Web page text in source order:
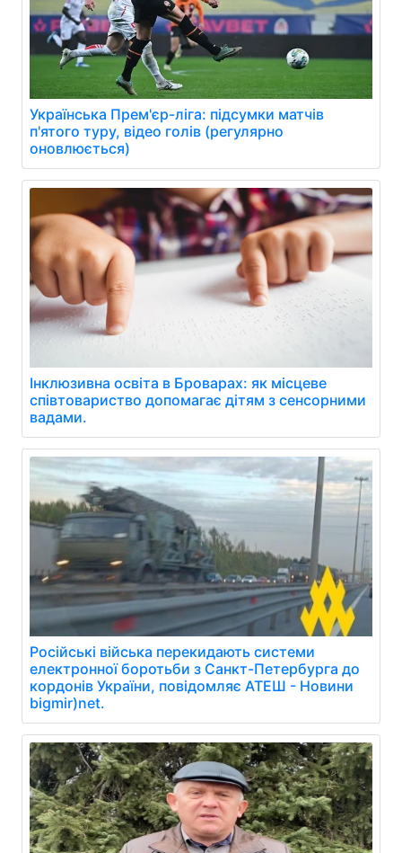
Українська Прем'єр-ліга: підсумки матчів
п'ятого туру, відео голів (регулярно
оновлюється)
Інклюзивна освіта в Броварах: як місцеве
співтовариство допомагає дітям з сенсорними
вадами.
Російські війська перекидають системи
електронної боротьби з Санкт-Петербурга до
кордонів України, повідомляє АТЕШ - Новини
bigmir)net.